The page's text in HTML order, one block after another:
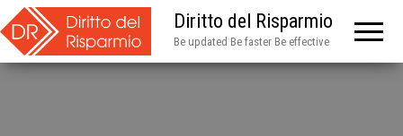
Diritto del Risparmio
Be updated Be faster Be effective